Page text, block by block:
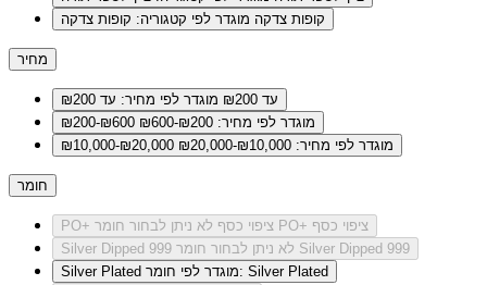
קופות צדקה מוגדר לפי קטגוריה: קופות צדקה
מחיר
עד ₪200
מוגדר לפי מחיר: עד ₪200
₪200-₪600
מוגדר לפי מחיר: ₪200-₪600
₪10,000-₪20,000
מוגדר לפי מחיר: ₪10,000-₪20,000
חומר
PO+ ציפוי כסף
לא ניתן לבחור חומר PO+ ציפוי כסף
Silver Dipped 999
לא ניתן לבחור חומר Silver Dipped 999
Silver Plated
מוגדר לפי חומר: Silver Plated